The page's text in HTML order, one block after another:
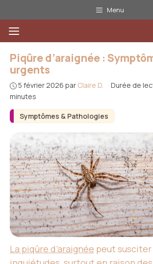
au
contenu
Menu
Menu
Symptômes & Pathologies
Piqûre d’araignée :
urgents
5 février 2026 par Claire D. · Durée de
minutes
La piqûre d’araignée peut susciter